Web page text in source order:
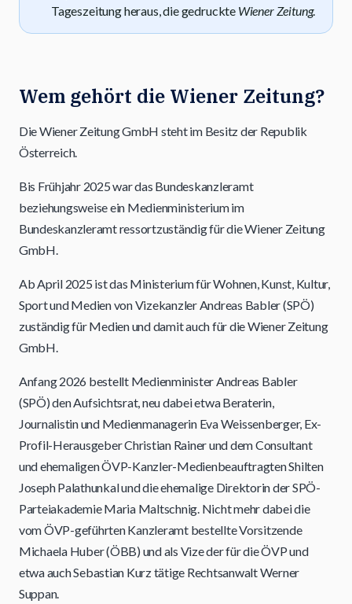
Tageszeitung heraus, die gedruckte Wiener Zeitung.
Wem gehört die Wiener Zeitung?
Die Wiener Zeitung GmbH steht im Besitz der Republik
Österreich.
Bis Frühjahr 2025 war das Bundeskanzleramt
beziehungsweise ein Medienministerium im
Bundeskanzleramt ressortzuständig für die Wiener Zeitung
GmbH.
Ab April 2025 ist das Ministerium für Wohnen, Kunst, Kultur,
Sport und Medien von Vizekanzler Andreas Babler (SPÖ)
zuständig für Medien und damit auch für die Wiener Zeitung
GmbH.
Anfang 2026 bestellt Medienminister Andreas Babler
(SPÖ) den Aufsichtsrat, neu dabei etwa Beraterin,
Journalistin und Medienmanagerin Eva Weissenberger, Ex-
Profil-Herausgeber Christian Rainer und dem Consultant
und ehemaligen ÖVP-Kanzler-Medienbeauftragten Shilten
Joseph Palathunkal und die ehemalige Direktorin der SPÖ-
Parteiakademie Maria Maltschnig. Nicht mehr dabei die
vom ÖVP-geführten Kanzleramt bestellte Vorsitzende
Michaela Huber (ÖBB) und als Vize der für die ÖVP und
etwa auch Sebastian Kurz tätige Rechtsanwalt Werner
Suppan.